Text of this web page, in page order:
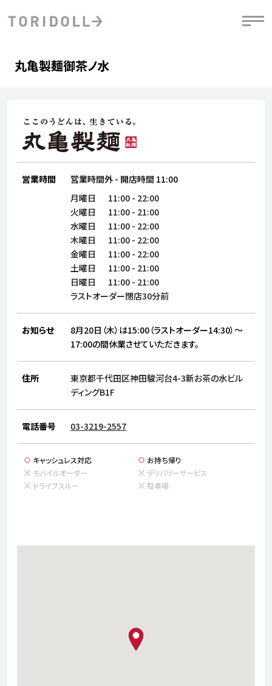
会社情報
株主・投資家情報
サステナビリティ
ブランド
店舗検索
店舗一覧
採用情報
よくある質問・お問い合わせ
PRニュース
中長期経営計画
デジタルトランス
フォーメーション戦略
DXビジョン2028
ライブラリ
粟田社長が語る
トリドールのサステナビリティ
ステークホルダーとの
丸亀製麺御茶ノ水
営業時間 営業時間外 - 開店時間 11:00
月曜日 11:00 - 22:00
火曜日
11:00 - 21:00
水曜日
11:00 - 22:00
木曜日
11:00 - 22:00
金曜日
11:00 - 22:00
土曜日
11:00 - 21:00
日曜日
11:00 - 21:00
ラストオーダー閉店30分前
お知らせ
8月20日（木）は15:00（ラストオーダー14:30）～
17:00の間休業させていただきます。
住所
東京都千代田区神田駿河台4-3新お茶の水ビル
ディングB1F
電話番号 03-3219-2557
キャッシュレス対応
お持ち帰り
モバイルオーダー
デリバリーサービス
ドライブスルー
駐車場
map pin